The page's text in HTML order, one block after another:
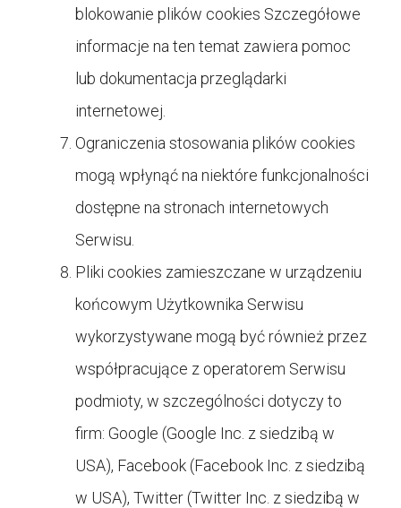
blokowanie plików cookies Szczegółowe
informacje na ten temat zawiera pomoc
lub dokumentacja przeglądarki
internetowej.
Ograniczenia stosowania plików cookies
mogą wpłynąć na niektóre funkcjonalności
dostępne na stronach internetowych
Serwisu.
Pliki cookies zamieszczane w urządzeniu
końcowym Użytkownika Serwisu
wykorzystywane mogą być również przez
współpracujące z operatorem Serwisu
podmioty, w szczególności dotyczy to
firm: Google (Google Inc. z siedzibą w
USA), Facebook (Facebook Inc. z siedzibą
w USA), Twitter (Twitter Inc. z siedzibą w